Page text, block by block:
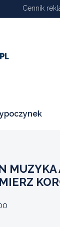
Cennik
MUZYKA